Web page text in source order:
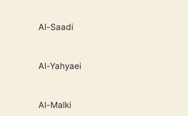
Al-Saadi
Al-Yahyaei
Al-Malki